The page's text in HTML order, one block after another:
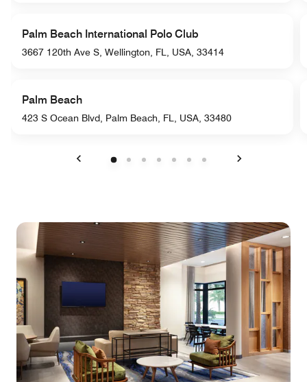
Palm Beach International Polo Club
3667 120th Ave S, Wellington, FL, USA, 33414
Palm Beach
423 S Ocean Blvd, Palm Beach, FL, USA, 33480